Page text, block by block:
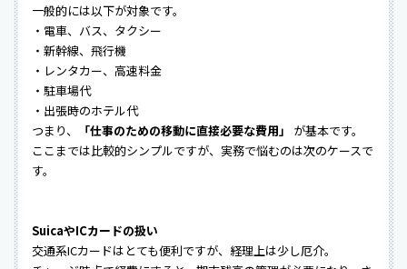
一般的には以下が対象です。
・電車、バス、タクシー
・新幹線、飛行機
・レンタカー、高速料金
・駐車場代
・出張時のホテル代
つまり、
「仕事のための移動に直接必要な費用」
が基本です。
ここまでは比較的シンプルですが、実務で悩むのは次のケースで
す。
SuicaやICカードの扱い
交通系ICカードはとても便利ですが、経理上は少し厄介。